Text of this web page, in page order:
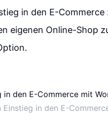
in den E-
eigenen Online-Shop
in den E-